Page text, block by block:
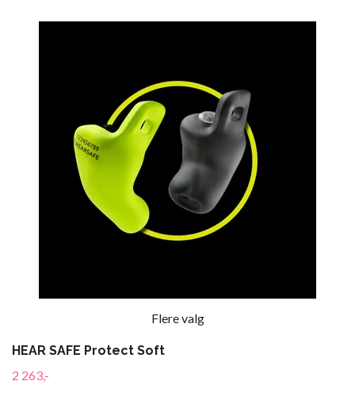
Flere valg
HEAR SAFE Protect Soft
2 263,-